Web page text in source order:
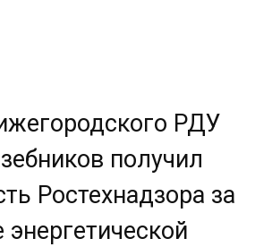
РДУ
получил
Ростехнадзора за
энергетической